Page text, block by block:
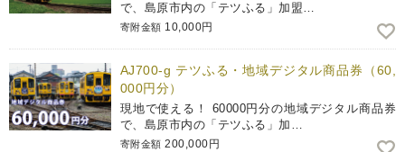
で、島原市内の「テツふる」加盟…
寄附金額 10,000円
AJ700-g テツふる・地域デジタル商品券（60,
000円分）
現地で使える！ 60000円分の地域デジタル商品券
で、島原市内の「テツふる」加…
寄附金額 200,000円